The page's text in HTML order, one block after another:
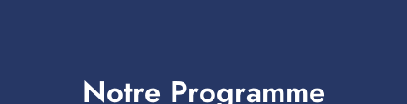
Notre Programme